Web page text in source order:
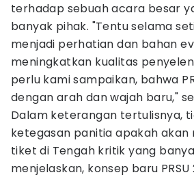
terhadap sebuah acara besar
banyak pihak. "Tentu selama
menjadi perhatian dan bahan
meningkatkan kualitas
perlu kami sampaikan, bahwa
dengan arah dan wajah baru,"
Dalam keterangan tertulisnya,
ketegasan panitia apakah akan
tiket di Tengah kritik yang
menjelaskan, konsep baru